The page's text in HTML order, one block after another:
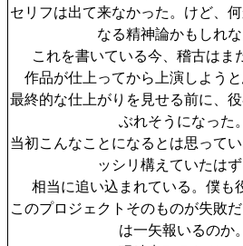
セリフは出て来なかった。けど、
なる精神論かもしれな
これを書いている今、稽古はま
作品が仕上ってから上演しようと
最終的な仕上がりを見せる前に、
ぶれそうになった。
当初こんなことになるとは思って
ッシリ構えていたはず
相当に追い込まれている。僕も
このプロジェクトそのものが失敗
は一矢報いるのか。